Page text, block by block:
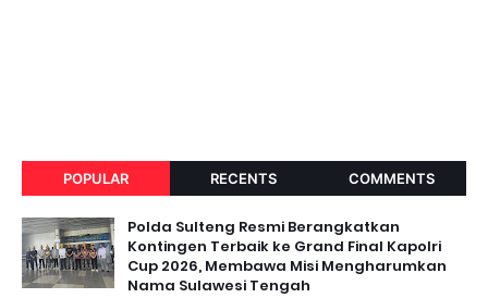
POPULAR RECENTS COMMENTS
Polda Sulteng Resmi Berangkatkan
Kontingen Terbaik ke Grand Final Kapolri
Cup 2026, Membawa Misi Mengharumkan
Nama Sulawesi Tengah